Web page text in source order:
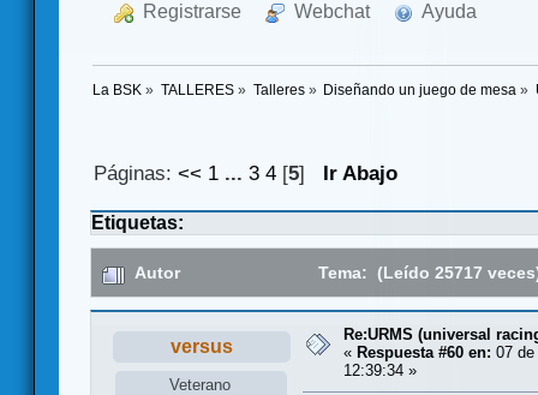
Registrarse Webchat Ayuda
La BSK » TALLERES» Talleres» Diseñando un juego de mesa »
Páginas:<< 1 ...3 4 [5] Ir Abajo
Etiquetas:
Autor Tema: (Leído 25717
versus
Veterano
Re:URMS (universal
« Respuesta #60 en: 07
12:39:34 »